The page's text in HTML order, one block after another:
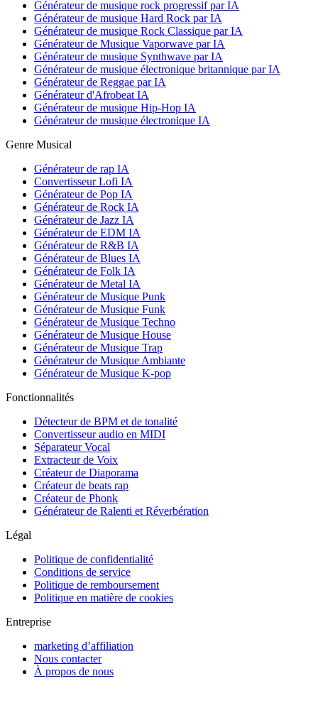
Générateur de musique rock progressif par IA
Générateur de musique Hard Rock par IA
Générateur de musique Rock Classique par IA
Générateur de Musique Vaporwave par IA
Générateur de musique Synthwave par IA
Générateur de musique électronique britannique par IA
Générateur de Reggae par IA
Générateur d'Afrobeat IA
Générateur de musique Hip-Hop IA
Générateur de musique électronique IA
Genre Musical
Générateur de rap IA
Convertisseur Lofi IA
Générateur de Pop IA
Générateur de Rock IA
Générateur de Jazz IA
Générateur de EDM IA
Générateur de R&B IA
Générateur de Blues IA
Générateur de Folk IA
Générateur de Metal IA
Générateur de Musique Punk
Générateur de Musique Funk
Générateur de Musique Techno
Générateur de Musique House
Générateur de Musique Trap
Générateur de Musique Ambiante
Générateur de Musique K-pop
Fonctionnalités
Détecteur de BPM et de tonalité
Convertisseur audio en MIDI
Séparateur Vocal
Extracteur de Voix
Créateur de Diaporama
Créateur de beats rap
Créateur de Phonk
Générateur de Ralenti et Réverbération
Légal
Politique de confidentialité
Conditions de service
Politique de remboursement
Politique en matière de cookies
Entreprise
marketing d’affiliation
Nous contacter
À propos de nous